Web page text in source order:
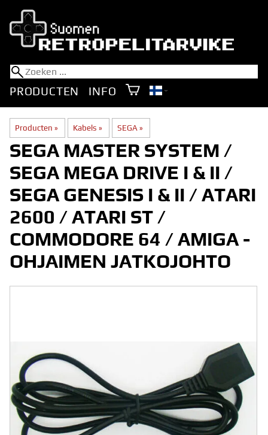
PRODUCTEN INFO
Producten ‪» Kabels ‪» SEGA ‪»
SEGA MASTER SYSTEM /
SEGA MEGA DRIVE I & II /
SEGA GENESIS I & II / ATARI
2600 / ATARI ST /
COMMODORE 64 / AMIGA -
OHJAIMEN JATKOJOHTO